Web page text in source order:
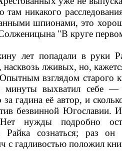
там никакого
шпионами, это
"В круге
лет попадали в руки
насквозь лживых, но,
взглядом старого
выхватил себе —
за гадина её автор, и
безвинной Югославии.
нужды подробно
Райка сознаться; раз
с гадливостью положил